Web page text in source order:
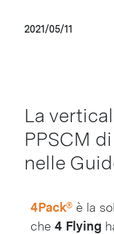
2021/05/11
La
PPSCM
nelle
4Pack® è la
che 4 Flying